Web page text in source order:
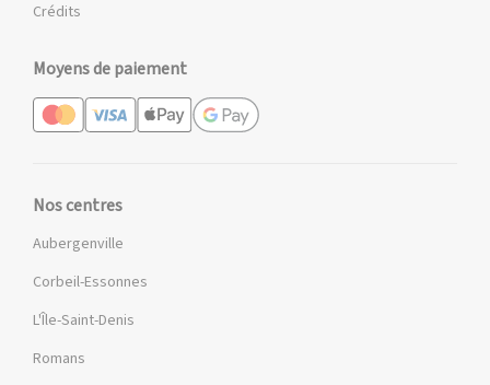
Crédits
Moyens de paiement
Nos centres
Aubergenville
Corbeil-Essonnes
L'Île-Saint-Denis
Romans